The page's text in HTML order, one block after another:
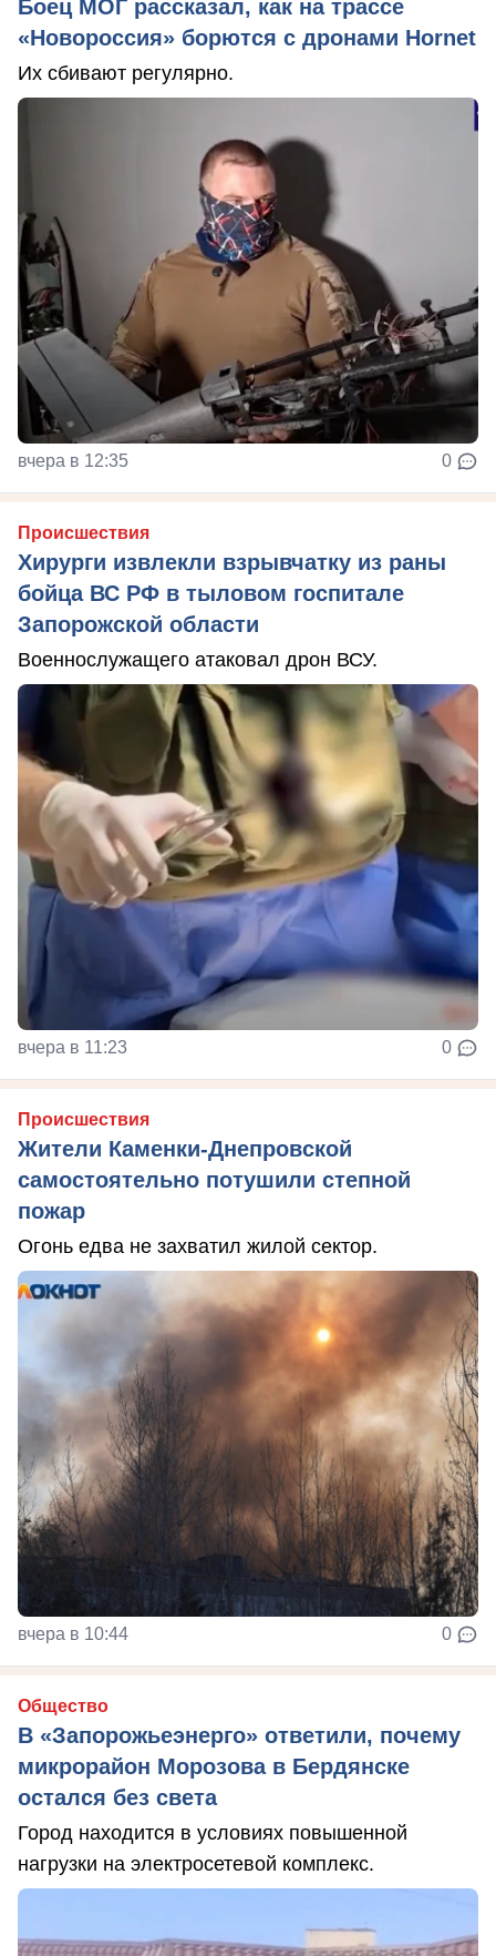
Боец МОГ рассказал, как на трассе
«Новороссия» борются с дронами Hornet
Их сбивают регулярно.
вчера в 12:35 0
Происшествия
Хирурги извлекли взрывчатку из раны
бойца ВС РФ в тыловом госпитале
Запорожской области
Военнослужащего атаковал дрон ВСУ.
вчера в 11:23 0
Происшествия
Жители Каменки-Днепровской
самостоятельно потушили степной
пожар
Огонь едва не захватил жилой сектор.
вчера в 10:44 0
Общество
В «Запорожьеэнерго» ответили, почему
микрорайон Морозова в Бердянске
остался без света
Город находится в условиях повышенной
нагрузки на электросетевой комплекс.